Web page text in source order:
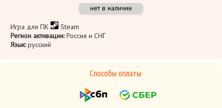
нет в наличии
Игра для ПК
Steam
Регион активации:Россия и СНГ
Язык:русский
Способы оплаты